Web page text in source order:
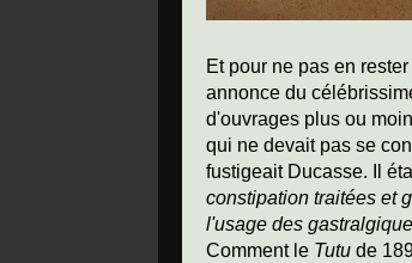
Et pour ne pas en
annonce du
d'ouvrages plus ou
qui ne devait pas se
fustigeait Ducasse. Il
constipation traitées et
l'usage des
Comment le Tutu de